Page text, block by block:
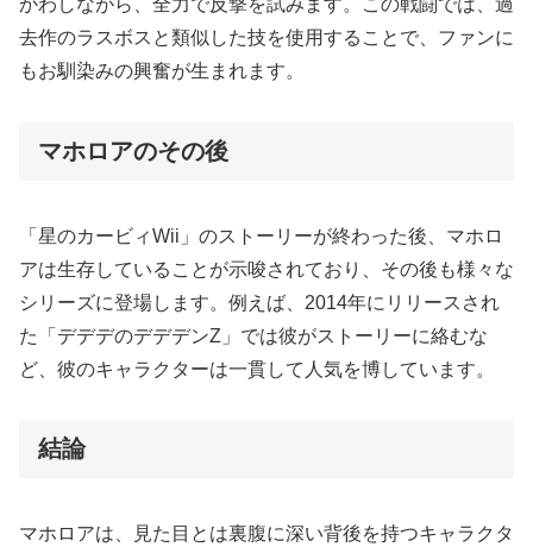
かわしながら、全力で反撃を試みます。この戦闘では、過
去作のラスボスと類似した技を使用することで、ファンに
もお馴染みの興奮が生まれます。
マホロアのその後
「星のカービィWii」のストーリーが終わった後、マホロ
アは生存していることが示唆されており、その後も様々な
シリーズに登場します。例えば、2014年にリリースされ
た「デデデのデデデンZ」では彼がストーリーに絡むな
ど、彼のキャラクターは一貫して人気を博しています。
結論
マホロアは、見た目とは裏腹に深い背後を持つキャラクタ